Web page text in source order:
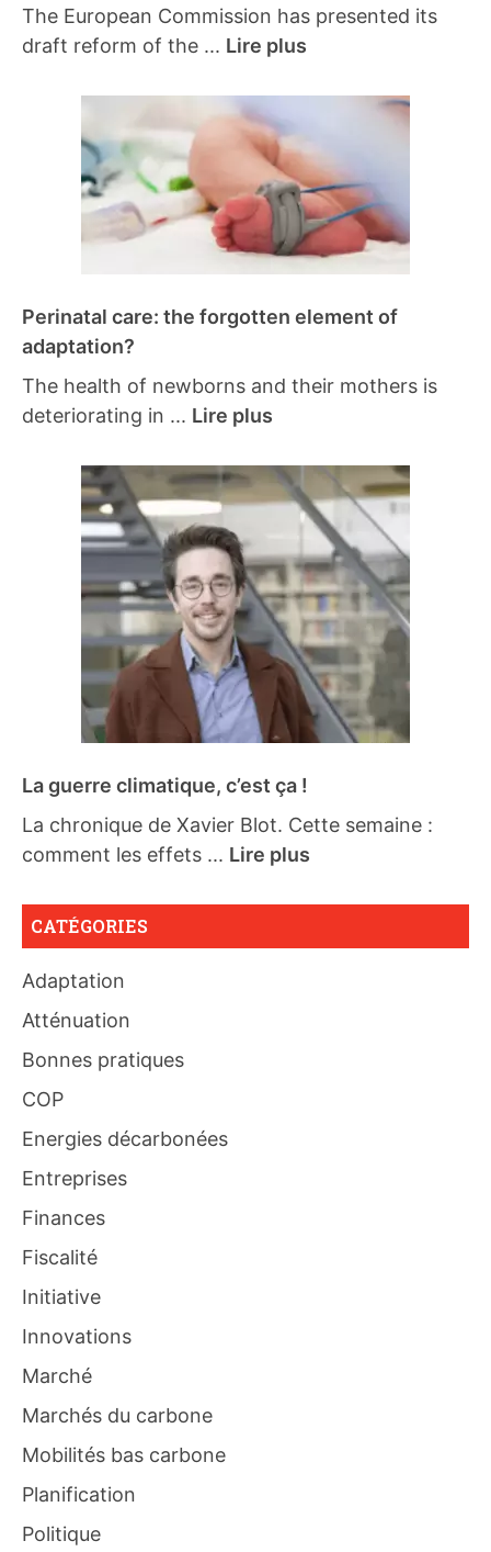
The European Commission has presented its
draft reform of the ... Lire plus
Perinatal care: the forgotten element of
adaptation?
The health of newborns and their mothers is
deteriorating in ... Lire plus
La guerre climatique, c’est ça !
La chronique de Xavier Blot. Cette semaine :
comment les effets ... Lire plus
CATÉGORIES
Adaptation
Atténuation
Bonnes pratiques
COP
Energies décarbonées
Entreprises
Finances
Fiscalité
Initiative
Innovations
Marché
Marchés du carbone
Mobilités bas carbone
Planification
Politique